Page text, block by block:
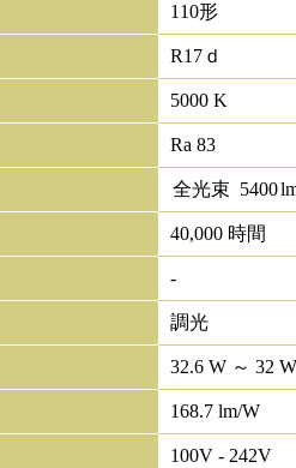
110形
R17ｄ
5000 K
Ra 83
全光束 5400
40,000 時間
-
調光
32.6 W ～ 32
168.7 lm/W
100V - 242V